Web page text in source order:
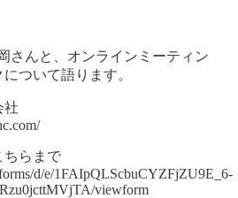
さんと、オンラインミーティン
ついて語ります。
社
らまで
d/e/1FAIpQLScbuCYZFjZU9E_6-
viewform